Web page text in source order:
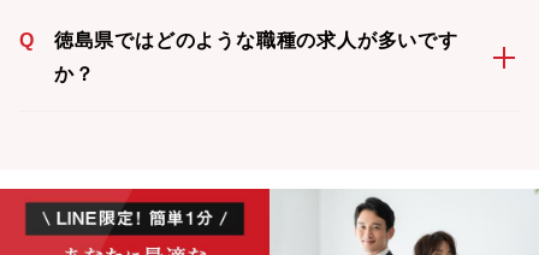
Q
徳島県ではどのような職種の求人が多いです
か？